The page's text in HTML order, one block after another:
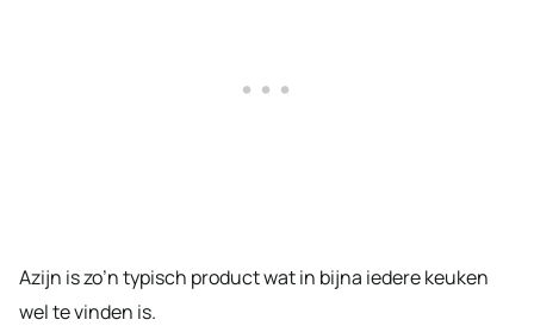
Azijn is zo’n typisch product wat in bijna iedere keuken
wel te vinden is.